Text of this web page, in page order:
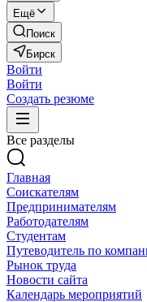
Ещё
Поиск
Бирск
Войти
Войти
Создать резюме
Все разделы
Главная
Соискателям
Предпринимателям
Работодателям
Студентам
Путеводитель по
Рынок труда
Новости сайта
Календарь мероприятий